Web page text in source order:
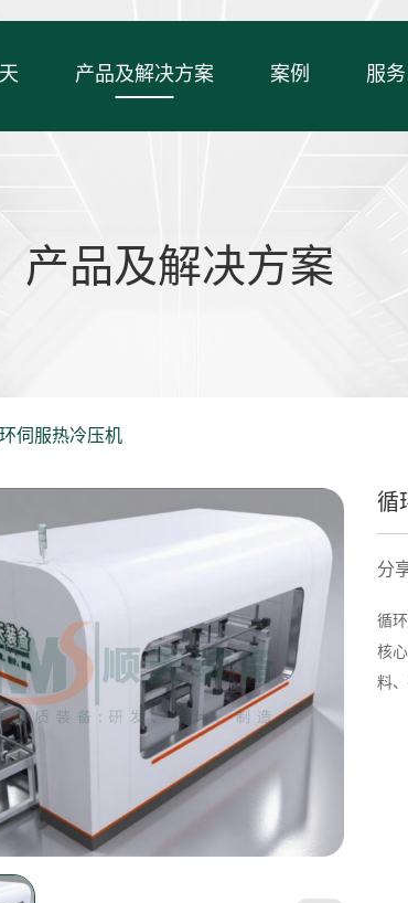
产品及解决方案 案例 服务
产品及解决方案
伺服热冷压机
循
分
循
核
料